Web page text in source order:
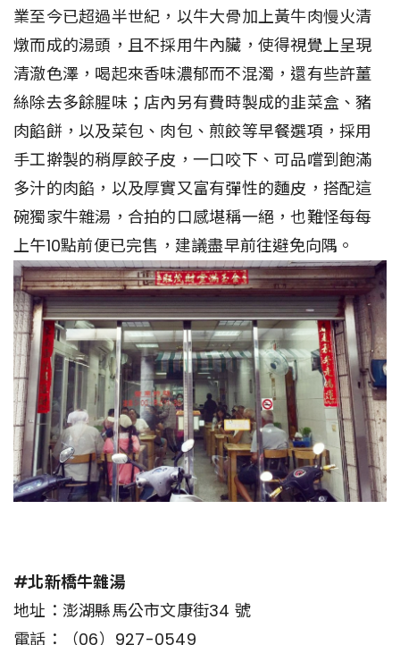
業至今已超過半世紀，以牛大骨加上黃牛肉慢火清
燉而成的湯頭，且不採用牛內臟，使得視覺上呈現
清澈色澤，喝起來香味濃郁而不混濁，還有些許薑
絲除去多餘腥味；店內另有費時製成的韭菜盒、豬
肉餡餅，以及菜包、肉包、煎餃等早餐選項，採用
手工擀製的稍厚餃子皮，一口咬下、可品嚐到飽滿
多汁的肉餡，以及厚實又富有彈性的麵皮，搭配這
碗獨家牛雜湯，合拍的口感堪稱一絕，也難怪每每
上午10點前便已完售，建議盡早前往避免向隅。
#北新橋牛雜湯
地址：澎湖縣馬公市文康街34 號
電話：（06）927-0549